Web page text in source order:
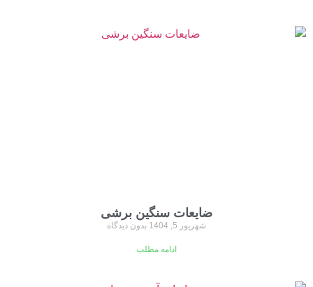
ضایعات سنگین برشی
شهریور 5, 1404 بدون دیدگاه
ادامه مطلب